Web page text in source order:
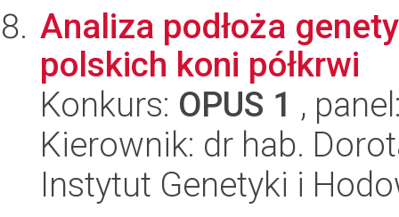
Analiza podłoża
polskich koni półkrwi
Konkurs: OPUS 1 ,
Kierownik: dr hab.
Instytut Genetyki i